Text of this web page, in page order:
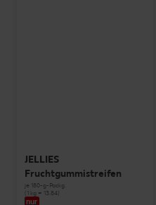
JELLIES
Fruchtgummistreifen
je 180-g-Packg.
(1 kg = 13.84)
nur